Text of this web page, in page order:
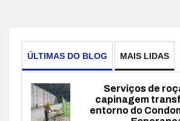
ÚLTIMAS DO BLOG MAIS LIDAS
Serviços de
capinagem
entorno do